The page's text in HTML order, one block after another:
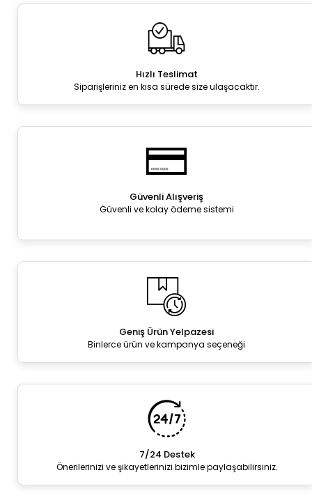
Hızlı Teslimat
Siparişleriniz en kısa sürede size ulaşacaktır.
Güvenli Alışveriş
Güvenli ve kolay ödeme sistemi
Geniş Ürün Yelpazesi
Binlerce ürün ve kampanya seçeneği
7/24 Destek
Önerilerinizi ve şikayetlerinizi bizimle paylaşabilirsiniz.